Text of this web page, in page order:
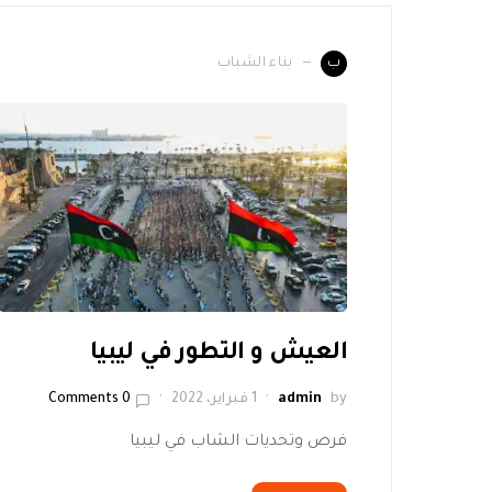
ب بناء الشباب
العيش و التطور في ليبيا
by
admin 1 فبراير، 2022 0 Comments
فرص وتحديات الشاب في ليبيا